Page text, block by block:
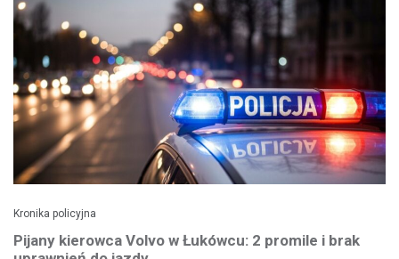
Kronika policyjna
Pijany kierowca Volvo w Łukówcu: 2 promile i brak